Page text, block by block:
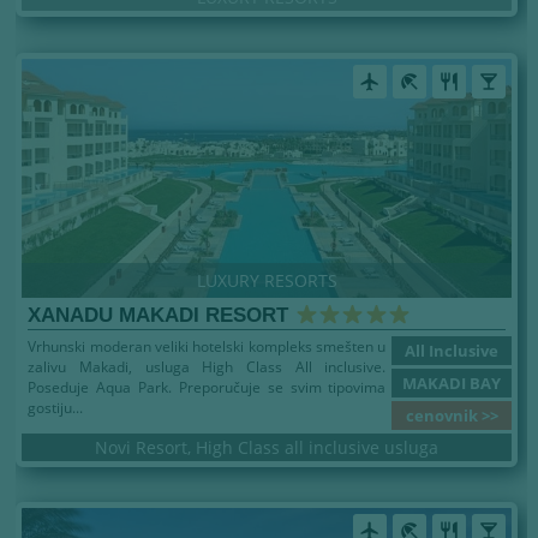
airplanemode_active beach_access restaurant local_bar
LUXURY RESORTS
XANADU MAKADI RESORT
All Inclusive
MAKADI BAY
cenovnik >>
Vrhunski moderan veliki hotelski kompleks smešten u
zalivu Makadi, usluga High Class All inclusive.
Poseduje Aqua Park. Preporučuje se svim tipovima
gostiju...
Novi Resort, High Class all inclusive usluga
airplanemode_active beach_access restaurant local_bar